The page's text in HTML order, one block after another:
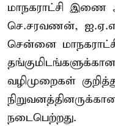
மாநகராட்சி
செ.சரவணன்,
சென்னை
வழிமுறைகள்
நடைபெற்றது.